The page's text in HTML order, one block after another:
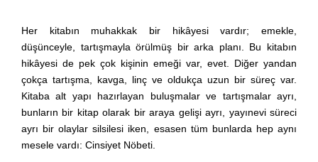
Her kitabın muhakkak bir hikâyesi vardır; emekle,
düşünceyle, tartışmayla örülmüş bir arka planı. Bu kitabın
hikâyesi de pek çok kişinin emeği var, evet. Diğer yandan
çokça tartışma, kavga, linç ve oldukça uzun bir süreç var.
Kitaba alt yapı hazırlayan buluşmalar ve tartışmalar ayrı,
bunların bir kitap olarak bir araya gelişi ayrı, yayınevi süreci
ayrı bir olaylar silsilesi iken, esasen tüm bunlarda hep aynı
mesele vardı: Cinsiyet Nöbeti.